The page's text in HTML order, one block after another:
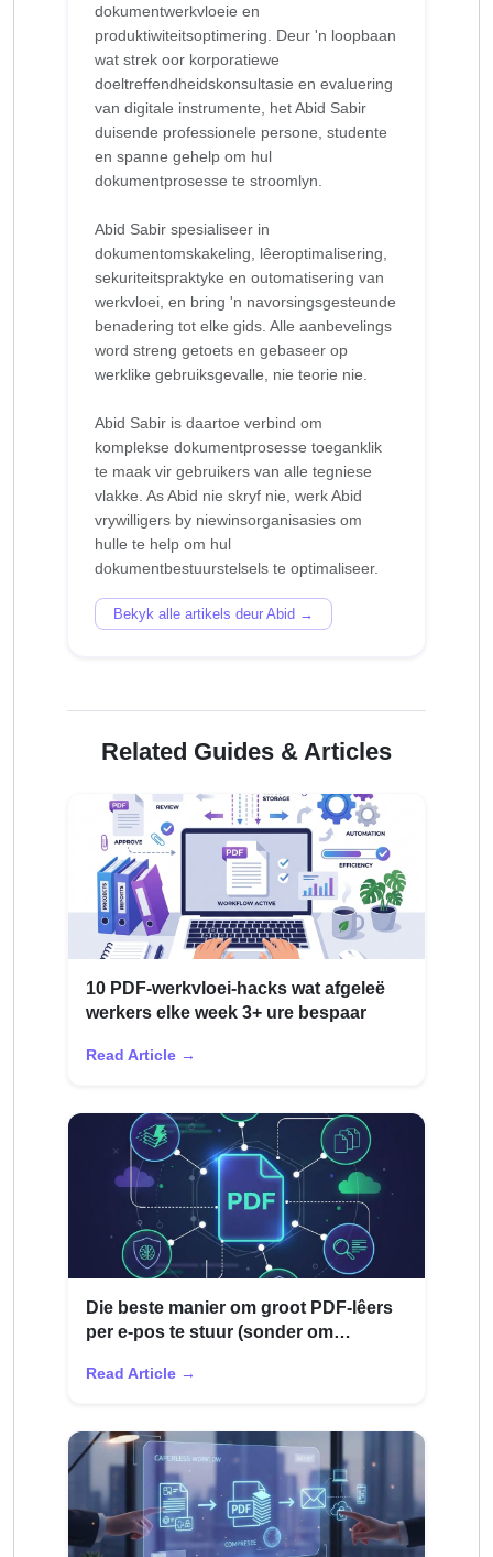
dokumentwerkvloeie en
produktiwiteitsoptimering. Deur 'n loopbaan
wat strek oor korporatiewe
doeltreffendheidskonsultasie en evaluering
van digitale instrumente, het Abid Sabir
duisende professionele persone, studente
en spanne gehelp om hul
dokumentprosesse te stroomlyn.
Abid Sabir spesialiseer in
dokumentomskakeling, lêeroptimalisering,
sekuriteitspraktyke en outomatisering van
werkvloei, en bring 'n navorsingsgesteunde
benadering tot elke gids. Alle aanbevelings
word streng getoets en gebaseer op
werklike gebruiksgevalle, nie teorie nie.
Abid Sabir is daartoe verbind om
komplekse dokumentprosesse toeganklik
te maak vir gebruikers van alle tegniese
vlakke. As Abid nie skryf nie, werk Abid
vrywilligers by niewinsorganisasies om
hulle te help om hul
Bekyk alle artikels deur Abid →
Related Guides & Articles
10 PDF-werkvloei-hacks wat afgeleë
werkers elke week 3+ ure bespaar
Read Article →
Die beste manier om groot PDF-lêers
per e-pos te stuur (sonder om
Read Article →